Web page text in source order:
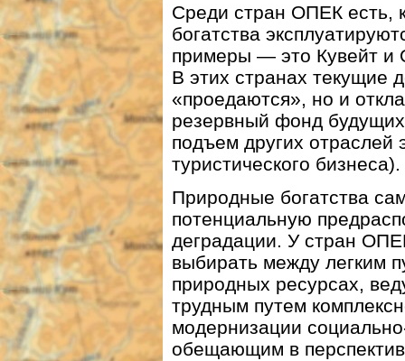
Среди стран ОПЕК есть,
богатства
примеры — это Кувейт и
В этих странах текущие
«проедаются», но и
резервный фонд
подъем других отраслей
туристического бизнеса).
Природные богатства
потенциальную
деградации. У стран
выбирать между легким
природных ресурсах,
трудным путем
модернизации
обещающим в